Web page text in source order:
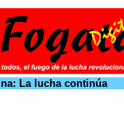
La lucha continúa